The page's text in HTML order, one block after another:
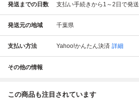
発送までの日数 支払い手続きから1～2日で発送
発送元の地域 千葉県
支払い方法 Yahoo!かんたん決済 詳細
その他の情報
この商品も注目されています